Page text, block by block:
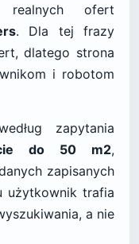
realnych ofert
. Dla tej frazy
dlatego strona
i robotom
zapytania
do 50 m2,
zapisanych
użytkownik trafia
a nie